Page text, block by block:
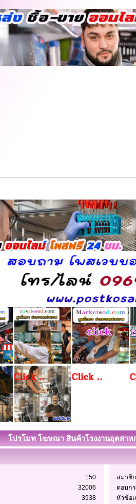
โปรโมท โฆษณา สินค้าโรงงานอุตสาห
150
32006
3938
สมาชิ
ตอบก
หัวข้อ